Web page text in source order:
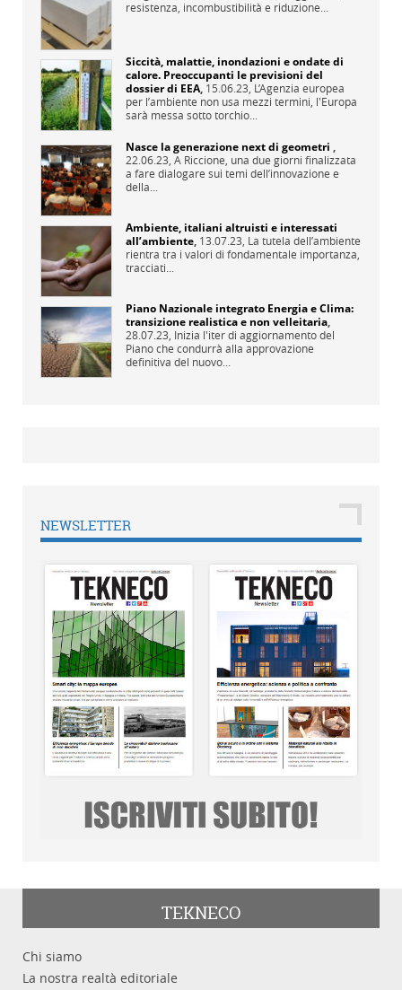
resistenza, incombustibilità e riduzione...
Siccità, malattie, inondazioni e ondate di
calore. Preoccupanti le previsioni del
dossier di EEA, 15.06.23, L’Agenzia europea
per l’ambiente non usa mezzi termini, l'Europa
sarà messa sotto torchio...
Nasce la generazione next di geometri ,
22.06.23, A Riccione, una due giorni finalizzata
a fare dialogare sui temi dell’innovazione e
della...
Ambiente, italiani altruisti e interessati
all’ambiente, 13.07.23, La tutela dell’ambiente
rientra tra i valori di fondamentale importanza,
tracciati...
Piano Nazionale integrato Energia e Clima:
transizione realistica e non velleitaria,
28.07.23, Inizia l'iter di aggiornamento del
Piano che condurrà alla approvazione
definitiva del nuovo...
NEWSLETTER
TEKNECO
Chi siamo
La nostra realtà editoriale